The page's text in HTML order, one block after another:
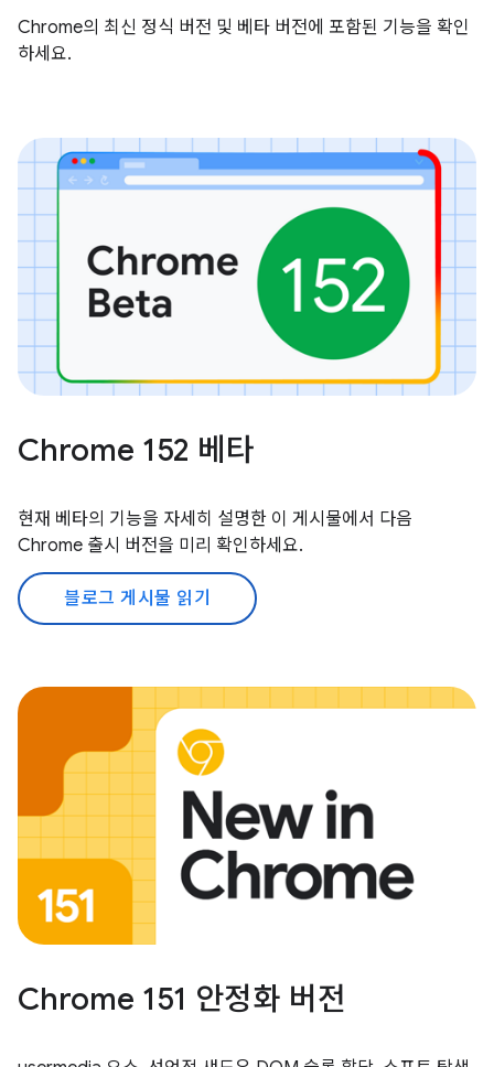
Chrome의 최신 정식 버전 및 베타 버전에 포함된 기능을 확인
하세요.
Chrome 152 베타
현재 베타의 기능을 자세히 설명한 이 게시물에서 다음
Chrome 출시 버전을 미리 확인하세요.
블로그 게시물 읽기
Chrome 151 안정화 버전